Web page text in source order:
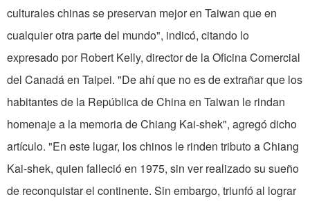
culturales chinas se preservan mejor en Taiwan que en
cualquier otra parte del mundo", indicó, citando lo
expresado por Robert Kelly, director de la Oficina Comercial
del Canadá en Taipei. "De ahí que no es de extrañar que los
habitantes de la República de China en Taiwan le rindan
homenaje a la memoria de Chiang Kai-shek", agregó dicho
artículo. "En este lugar, los chinos le rinden tributo a Chiang
Kai-shek, quien falleció en 1975, sin ver realizado su sueño
de reconquistar el continente. Sin embargo, triunfó al lograr